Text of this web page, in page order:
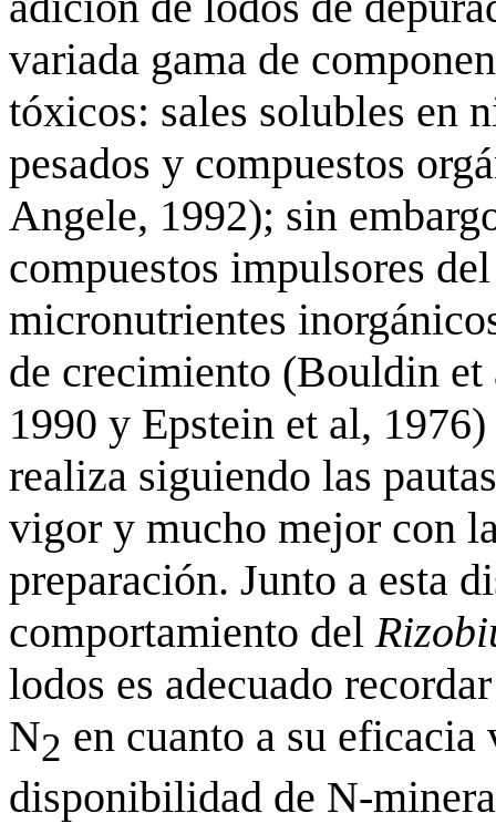
variada gama de
tóxicos: sales solubles en
pesados y compuestos
Angele, 1992); sin
compuestos impulsores
micronutrientes
de crecimiento (Bouldin
1990 y Epstein et al,
realiza siguiendo las
vigor y mucho mejor con
preparación. Junto a esta
comportamiento del
lodos es adecuado
N2 en cuanto a su
disponibilidad de N-